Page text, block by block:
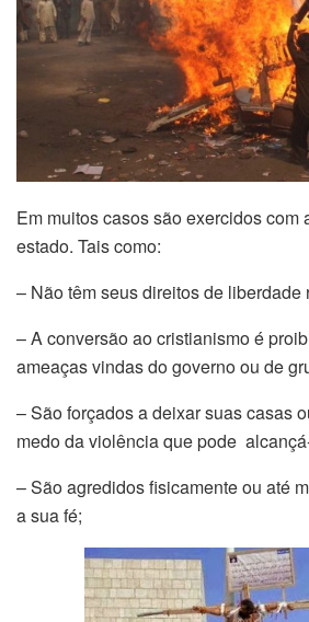
Em muitos casos são exercidos com
estado. Tais como:
– Não têm seus direitos de
–A conversão ao cristianismo é
ameaças vindas do governo ou de
–São forçados a deixar suas casas
medo da violência que pode
– São agredidos fisicamente ou até
a sua fé;